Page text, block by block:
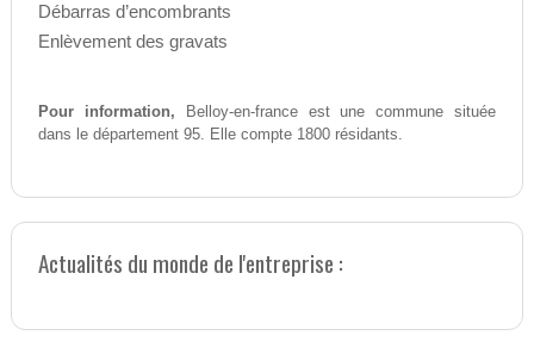
Débarras d’encombrants
Enlèvement des gravats
Pour information, Belloy-en-france est une commune située
dans le département 95. Elle compte 1800 résidants.
Actualités du monde de l'entreprise :